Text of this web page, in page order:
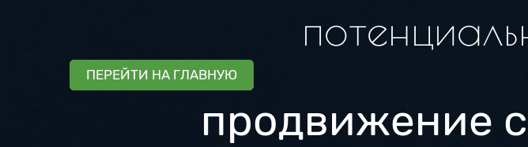
ПЕРЕЙТИ НА ГЛАВНУЮ
продвижение